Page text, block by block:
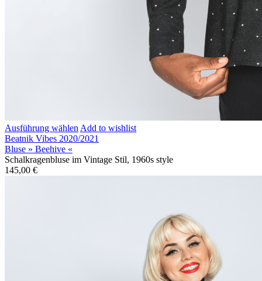
Ausführung wählen Add to wishlist
Beatnik Vibes 2020/2021
Bluse » Beehive «
Schalkragenbluse im Vintage Stil, 1960s style
145,00 €